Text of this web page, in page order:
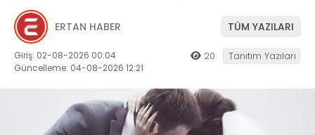
ERTAN HABER TÜM YAZILARI
Giriş: 02-08-2026 00:04
Güncelleme: 04-08-2026 12:21
20 Tanıtım Yazıları